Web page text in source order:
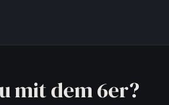
mit dem 6er?